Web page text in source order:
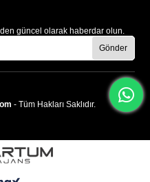
güncel olarak haberdar olun.
Gönder
- Tüm Hakları Saklıdır.